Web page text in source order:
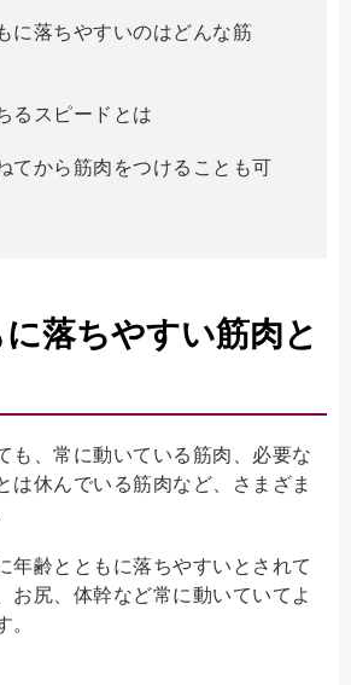
に落ちやすいのはどんな筋
るスピードとは
てから筋肉をつけることも可
落ちやすい筋肉と
も、常に動いている筋肉、必要な
は休んでいる筋肉など、さまざま
年齢とともに落ちやすいとされて
お尻、体幹など常に動いていてよ